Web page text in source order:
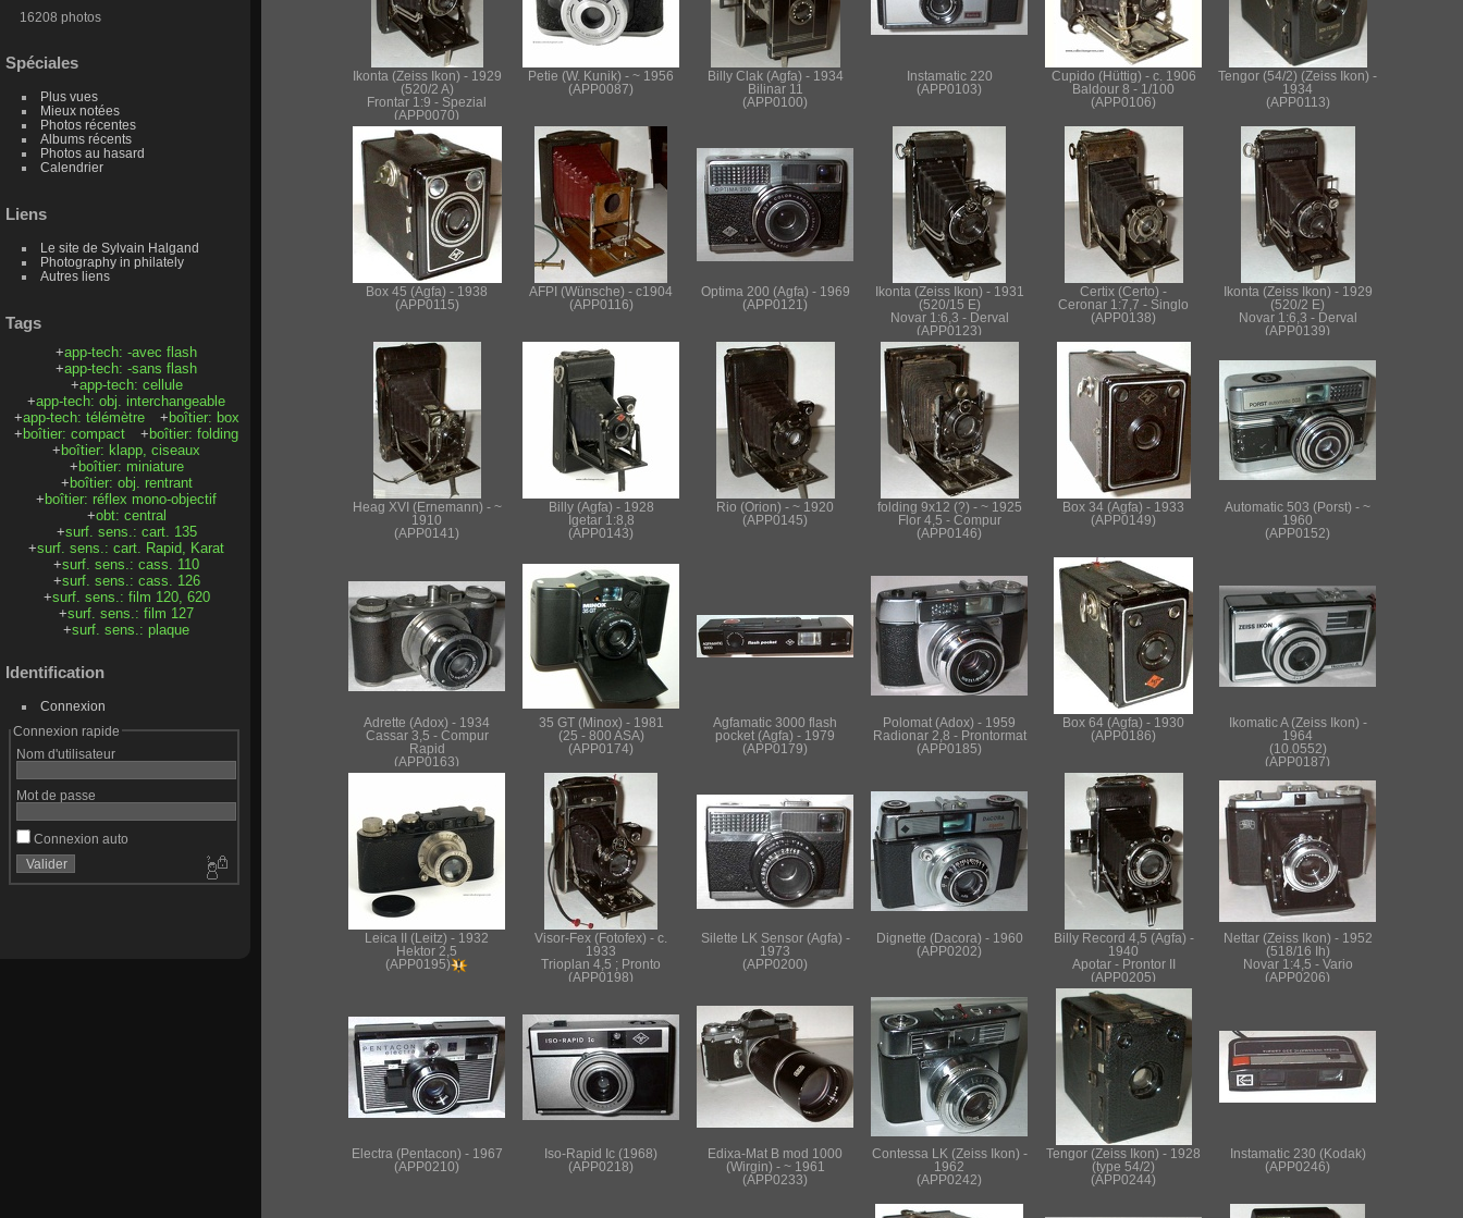
16208 photos
Spéciales
Plus vues
Mieux notées
Photos récentes
Albums récents
Photos au hasard
Calendrier
Liens
Le site de Sylvain Halgand
Photography in philately
Autres liens
Tags
+app-tech: -avec flash
+app-tech: -sans flash
+app-tech: cellule
+app-tech: obj. interchangeable
+app-tech: télémètre + boîtier: box
+ boîtier: compact + boîtier: folding
+ boîtier: klapp, ciseaux
+ boîtier: miniature
+ boîtier: obj. rentrant
+ boîtier: réflex mono-objectif
+obt: central
+surf. sens.: cart. 135
+surf. sens.: cart. Rapid, Karat
+surf. sens.: cass. 110
+surf. sens.: cass. 126
+surf. sens.: film 120, 620
+surf. sens.: film 127
+surf. sens.: plaque
Identification
Connexion
Connexion rapide
Nom d'utilisateur
Mot de passe
Connexion auto
Ikonta (Zeiss Ikon) - 1929
(520/2 A)
Frontar 1:9 - Spezial
(APP0070)
Petie (W. Kunik) - ~ 1956
(APP0087)
Billy Clak (Agfa) - 1934
Bilinar 11
(APP0100)
Instamatic 220
(APP0103)
Cupido (Hüttig) - c. 1906
Baldour 8 - 1/100
(APP0106)
Tengor (54/2) (Zeiss Ikon) -
1934
(APP0113)
Box 45 (Agfa) - 1938
(APP0115)
AFPI (Wünsche) - c1904
(APP0116)
Optima 200 (Agfa) - 1969
(APP0121)
Ikonta (Zeiss Ikon) - 1931
(520/15 E)
Novar 1:6,3 - Derval
(APP0123)
Certix (Certo) -
Ceronar 1:7,7 - Singlo
(APP0138)
Ikonta (Zeiss Ikon) - 1929
(520/2 E)
Novar 1:6,3 - Derval
(APP0139)
Heag XVI (Ernemann) - ~
1910
(APP0141)
Billy (Agfa) - 1928
Igetar 1:8,8
(APP0143)
Rio (Orion) - ~ 1920
(APP0145)
folding 9x12 (?) - ~ 1925
Flor 4,5 - Compur
(APP0146)
Box 34 (Agfa) - 1933
(APP0149)
Automatic 503 (Porst) - ~
1960
(APP0152)
Adrette (Adox) - 1934
Cassar 3,5 - Compur
Rapid
(APP0163)
35 GT (Minox) - 1981
(25 - 800 ASA)
(APP0174)
Agfamatic 3000 flash
pocket (Agfa) - 1979
(APP0179)
Polomat (Adox) - 1959
Radionar 2,8 - Prontormat
(APP0185)
Box 64 (Agfa) - 1930
(APP0186)
Ikomatic A (Zeiss Ikon) -
1964
(10.0552)
(APP0187)
Leica II (Leitz) - 1932
Hektor 2,5
(APP0195)
Visor-Fex (Fotofex) - c.
1933
Trioplan 4,5 ; Pronto
(APP0198)
Silette LK Sensor (Agfa) -
1973
(APP0200)
Dignette (Dacora) - 1960
(APP0202)
Billy Record 4,5 (Agfa) -
1940
Apotar - Prontor II
(APP0205)
Nettar (Zeiss Ikon) - 1952
(518/16 Ih)
Novar 1:4,5 - Vario
(APP0206)
Electra (Pentacon) - 1967
(APP0210)
Iso-Rapid Ic (1968)
(APP0218)
Edixa-Mat B mod 1000
(Wirgin) - ~ 1961
(APP0233)
Contessa LK (Zeiss Ikon) -
1962
(APP0242)
Tengor (Zeiss Ikon) - 1928
(type 54/2)
(APP0244)
Instamatic 230 (Kodak)
(APP0246)